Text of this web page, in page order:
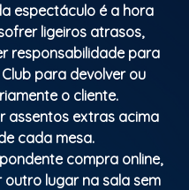
espectáculo é a hora
ligeiros atrasos,
responsabilidade para
para devolver ou
o cliente.
assentos extras acima
cada mesa.
compra online,
lugar na sala sem